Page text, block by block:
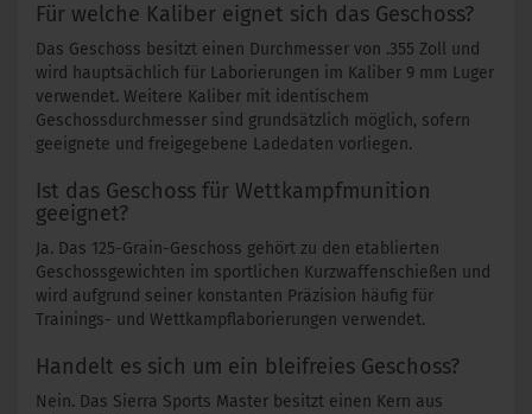
Für welche Kaliber eignet sich das Geschoss?
Das Geschoss besitzt einen Durchmesser von .355 Zoll und
wird hauptsächlich für Laborierungen im Kaliber 9 mm Luger
verwendet. Weitere Kaliber mit identischem
Geschossdurchmesser sind grundsätzlich möglich, sofern
geeignete und freigegebene Ladedaten vorliegen.
Ist das Geschoss für Wettkampfmunition
geeignet?
Ja. Das 125-Grain-Geschoss gehört zu den etablierten
Geschossgewichten im sportlichen Kurzwaffenschießen und
wird aufgrund seiner konstanten Präzision häufig für
Trainings- und Wettkampflaborierungen verwendet.
Handelt es sich um ein bleifreies Geschoss?
Nein. Das Sierra Sports Master besitzt einen Kern aus